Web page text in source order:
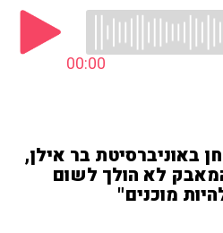
00:00
באוניברסיטת בר אילן,
לא הולך לשום
מוכנים"